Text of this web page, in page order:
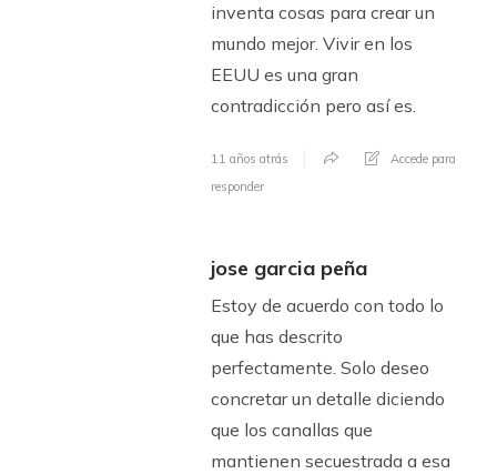
inventa cosas para crear un
mundo mejor. Vivir en los
EEUU es una gran
contradicción pero así es.
11 años atrás
Accede para
responder
jose garcia peña
Estoy de acuerdo con todo lo
que has descrito
perfectamente. Solo deseo
concretar un detalle diciendo
que los canallas que
mantienen secuestrada a esa